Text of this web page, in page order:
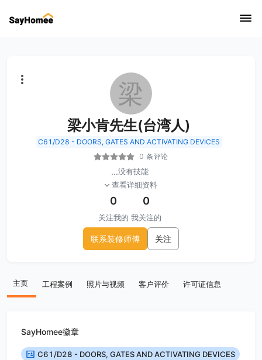
梁
梁小肯先生(台湾人)
C61/D28 - DOORS, GATES AND ACTIVATING DEVICES
0 条评论
...没有技能
查看详细资料
0
关注我的
0
我关注的
联系装修师傅 关注
主页 工程案例 照片与视频 客户评价 许可证信息
SayHomee徽章
C61/D28 - DOORS, GATES AND ACTIVATING DEVICES